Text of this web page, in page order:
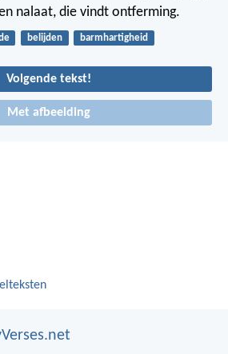
nalaat, die vindt ontferming.
belijden barmhartigheid
Volgende tekst!
Met afbeelding